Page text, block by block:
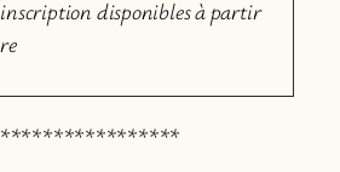
disponibles à partir